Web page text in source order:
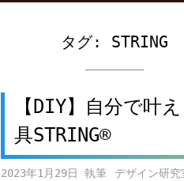
タグ: STRING
【DIY】自分で叶
具STRING®︎
2023年1月29日 デザイン研